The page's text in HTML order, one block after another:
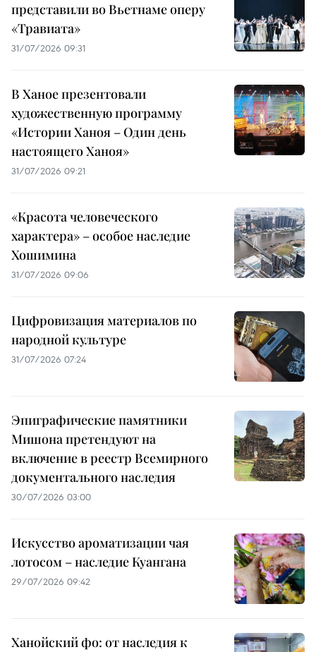
представили во Вьетнаме оперу
«Травиата»
31/07/2026 09:31
В Ханое презентовали
художественную программу
«Истории Ханоя – Один день
настоящего Ханоя»
31/07/2026 09:21
«Красота человеческого
характера» – особое наследие
Хошимина
31/07/2026 09:06
Цифровизация материалов по
народной культуре
31/07/2026 07:24
Эпиграфические памятники
Мишона претендуют на
включение в реестр Всемирного
документального наследия
30/07/2026 03:00
Искусство ароматизации чая
лотосом – наследие Куангана
29/07/2026 09:42
Ханойский фо: от наследия к